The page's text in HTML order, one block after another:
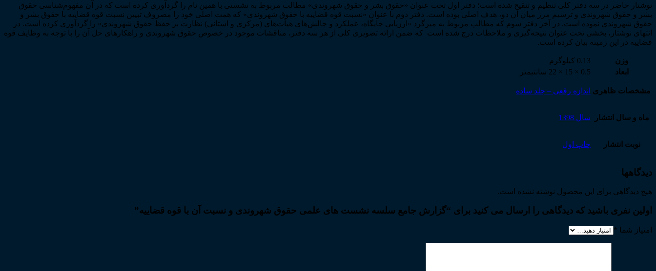
نوشتار حاضر در سه دفتر کلی تنظیم و تنقیح شده است؛ دفتر اول تحت عنوان «حقوق بشر و حقوق شهروندی» مطالب مربوط به نشستی با همین نام را گردآوری کرده است که در آن مفهوم‌­شناسی حقوق
بشر و حقوق شهروندی و ترسیم مرز میان آن دو، هدف اصلی بوده است. دفتر دوم با عنوان «نسبت قوه قضاییه با حقوق شهروندی» که همت اصلی خود را مصروف تبیین نسبت قوه قضاییه با حقوق بشر و
حقوق شهروندی نموده است. در آخر دفتر سوم که مطالب مربوط به میزگرد «ارزیابی جایگاه، عملکرد و چالش‌­های هیأت­‌های (مرکزی و استانی) نظارت بر حفظ حقوق شهروندی» را گردآوری کرده است. در
انتهای نوشتار، بخشی تحت عنوان نتیجه­‌گیری و ملاحظات درج شده است که ضمن ارائه تصویری کلی از هر سه دفتر، مناقشات موجود در خصوص حقوق شهروندی و راهکارهای حل آن را با توجه به وظایف قوه
قضاییه در این زمینه بیان کرده است.
وزن
0.13 کیلوگرم
ابعاد
0.5 × 15 × 22 سانتیمتر
مشخصات ظاهری اندازه رقعی – جلد ساده
ماه و سال انتشار سال 1398
نوبت انتشار چاپ اول
دیدگاهها
هیچ دیدگاهی برای این محصول نوشته نشده است.
اولین نفری باشید که دیدگاهی را ارسال می کنید برای “گزارش جامع سلسه نشست های علمی حقوق شهروندی و نسبت آن با قوه قضاییه”
امتیاز شما *